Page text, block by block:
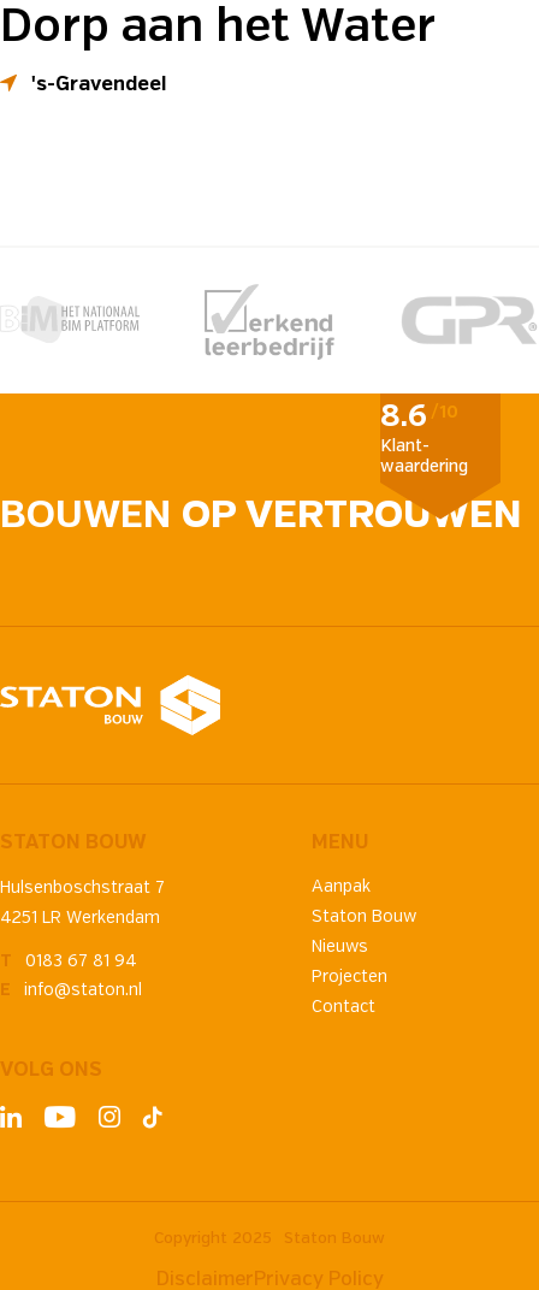
Dorp aan het Water
's-Gravendeel
BOUWEN OP VERTROUWEN
8.6 /10
Klant­
waardering
STATON BOUW
Hulsenboschstraat 7
4251 LR Werkendam
T
0183 67 81 94
E
info@staton.nl
MENU
Aanpak
Staton Bouw
Nieuws
Projecten
Contact
VOLG ONS
Copyright 2025 Staton Bouw
Disclaimer Privacy Policy